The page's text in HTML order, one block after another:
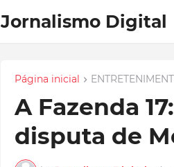
Jornalismo Digital
Página inicial
A Fazenda
disputa de